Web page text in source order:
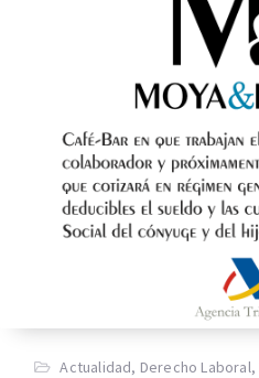
Actualidad, Derecho Laboral,